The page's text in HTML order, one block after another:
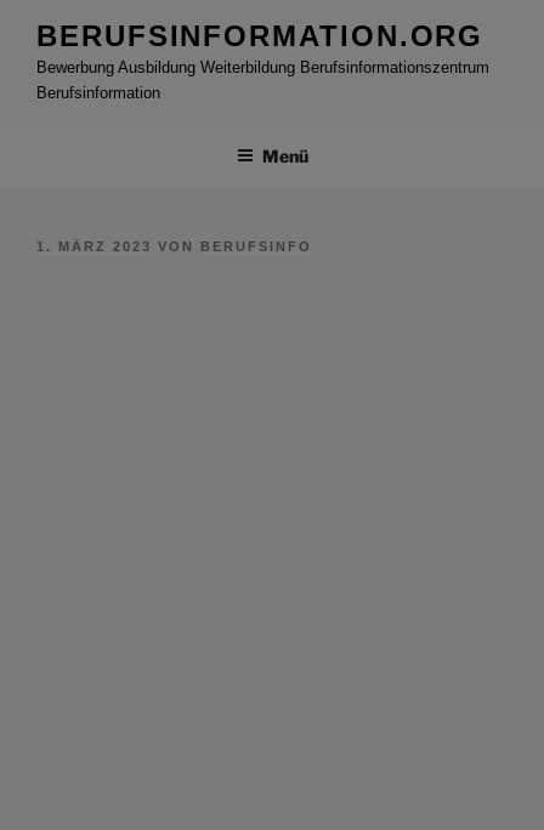
Inhalt
springen
BERUFSINFORMATION.ORG
Bewerbung Ausbildung Weiterbildung Berufsinformationszentrum
Berufsinformation
Menü
VERÖFFENTLICHT
1. MÄRZ 2023 VON BERUFSINFO